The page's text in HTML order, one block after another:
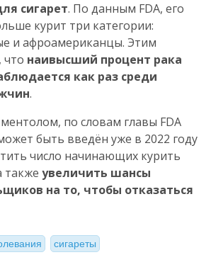
сигарет. По данным FDA, его
курит три категории:
и афроамериканцы. Этим
что наивысший процент рака
как раз среди
.
ментолом, по словам главы FDA
быть введён уже в 2022 году
число начинающих курить
также увеличить шансы
на то, чтобы отказаться
сигареты